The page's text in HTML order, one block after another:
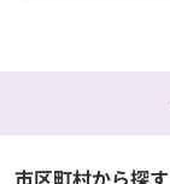
市区町村から探す